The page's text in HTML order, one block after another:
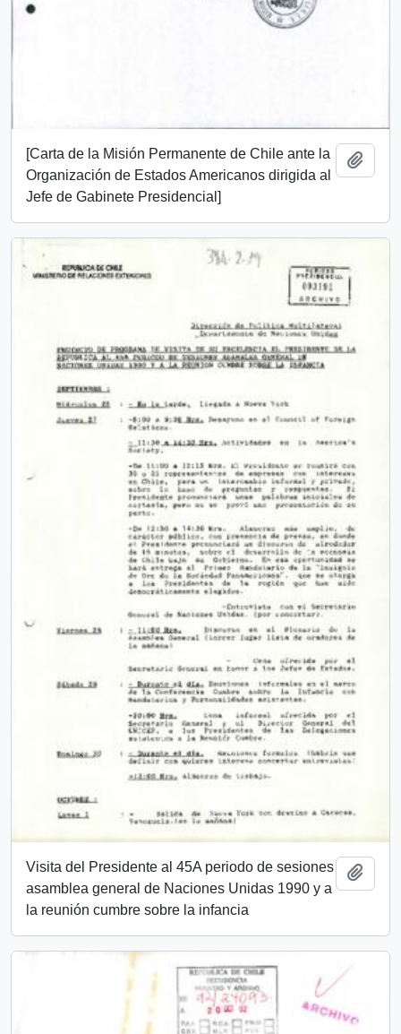
[Carta de la Misión Permanente de Chile ante la
Organización de Estados Americanos dirigida al
Jefe de Gabinete Presidencial]
Visita del Presidente al 45A periodo de sesiones
asamblea general de Naciones Unidas 1990 y a
la reunión cumbre sobre la infancia